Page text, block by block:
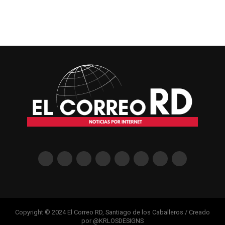
Copyright © 2024 El Correo RD, Santiago de los Caballeros / Creado
por @KRLOSDESIGNS